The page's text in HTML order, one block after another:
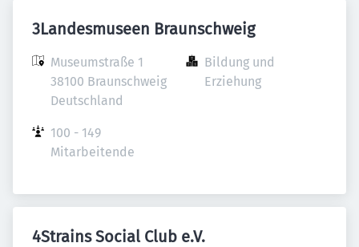
3Landesmuseen Braunschweig
Museumstraße 1
38100 Braunschweig
Deutschland
Bildung und
Erziehung
100 - 149
Mitarbeitende
4Strains Social Club e.V.